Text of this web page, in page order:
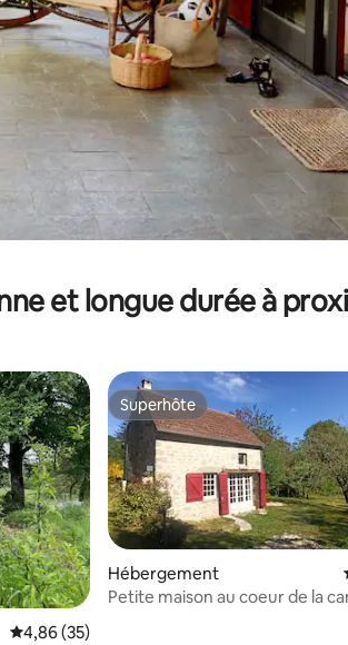
et longue durée à
: 4,57 sur 5
Évaluation moyenne sur la base de 35
4,86 (35)
Superhôte
Superhôte
Hébergement
Petite maison au coeur de la